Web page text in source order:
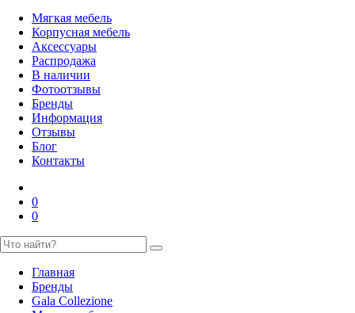
Мягкая мебель
Корпусная мебель
Аксессуары
Распродажа
В наличии
Фотоотзывы
Бренды
Информация
Отзывы
Блог
Контакты
0
0
Главная
Бренды
Gala Collezione